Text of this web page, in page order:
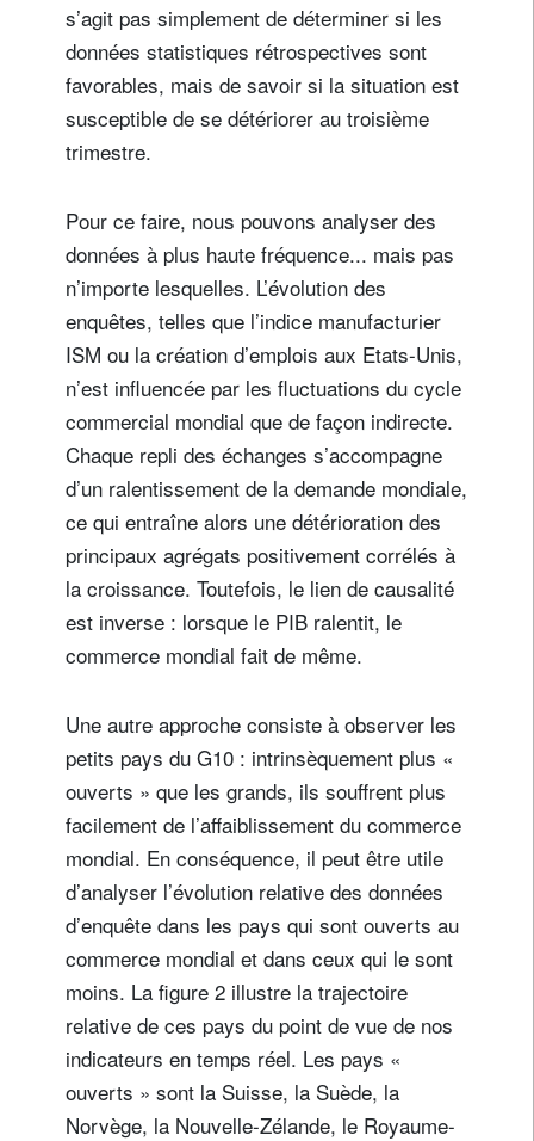
s’agit pas simplement de déterminer si les
données statistiques rétrospectives sont
favorables, mais de savoir si la situation est
susceptible de se détériorer au troisième
trimestre.
Pour ce faire, nous pouvons analyser des
données à plus haute fréquence... mais pas
n’importe lesquelles. L’évolution des
enquêtes, telles que l’indice manufacturier
ISM ou la création d’emplois aux Etats-Unis,
n’est influencée par les fluctuations du cycle
commercial mondial que de façon indirecte.
Chaque repli des échanges s’accompagne
d’un ralentissement de la demande mondiale,
ce qui entraîne alors une détérioration des
principaux agrégats positivement corrélés à
la croissance. Toutefois, le lien de causalité
est inverse : lorsque le PIB ralentit, le
commerce mondial fait de même.
Une autre approche consiste à observer les
petits pays du G10 : intrinsèquement plus «
ouverts » que les grands, ils souffrent plus
facilement de l’affaiblissement du commerce
mondial. En conséquence, il peut être utile
d’analyser l’évolution relative des données
d’enquête dans les pays qui sont ouverts au
commerce mondial et dans ceux qui le sont
moins. La figure 2 illustre la trajectoire
relative de ces pays du point de vue de nos
indicateurs en temps réel. Les pays «
ouverts » sont la Suisse, la Suède, la
Norvège, la Nouvelle-Zélande, le Royaume-